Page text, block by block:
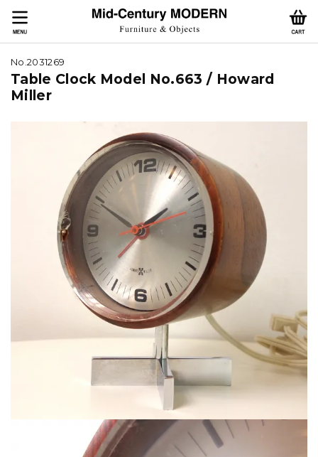
No.2031269
Table Clock Model No.663 / Howard
Miller